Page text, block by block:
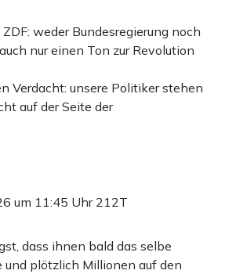
weder Bundesregierung noch
nur einen Ton zur Revolution
Verdacht: unsere Politiker stehen
auf der Seite der
um 11:45 Uhr 212T
dass ihnen bald das selbe
und plötzlich Millionen auf den